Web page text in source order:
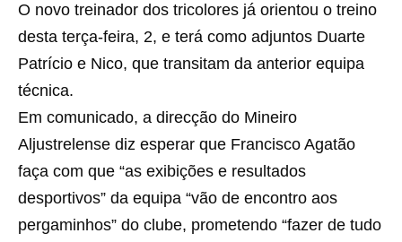
O novo treinador dos tricolores já orientou o treino
desta terça-feira, 2, e terá como adjuntos Duarte
Patrício e Nico, que transitam da anterior equipa
técnica.
Em comunicado, a direcção do Mineiro
Aljustrelense diz esperar que Francisco Agatão
faça com que “as exibições e resultados
desportivos” da equipa “vão de encontro aos
pergaminhos” do clube, prometendo “fazer de tudo